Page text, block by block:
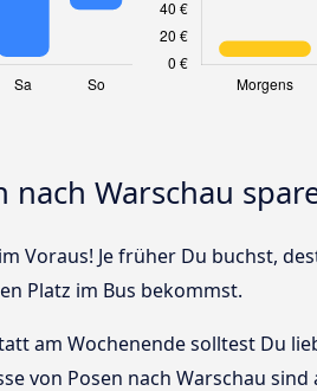
nach Warschau
Voraus! Je früher Du buchst,
Platz im Bus bekommst.
am Wochenende solltest Du
von Posen nach Warschau sind